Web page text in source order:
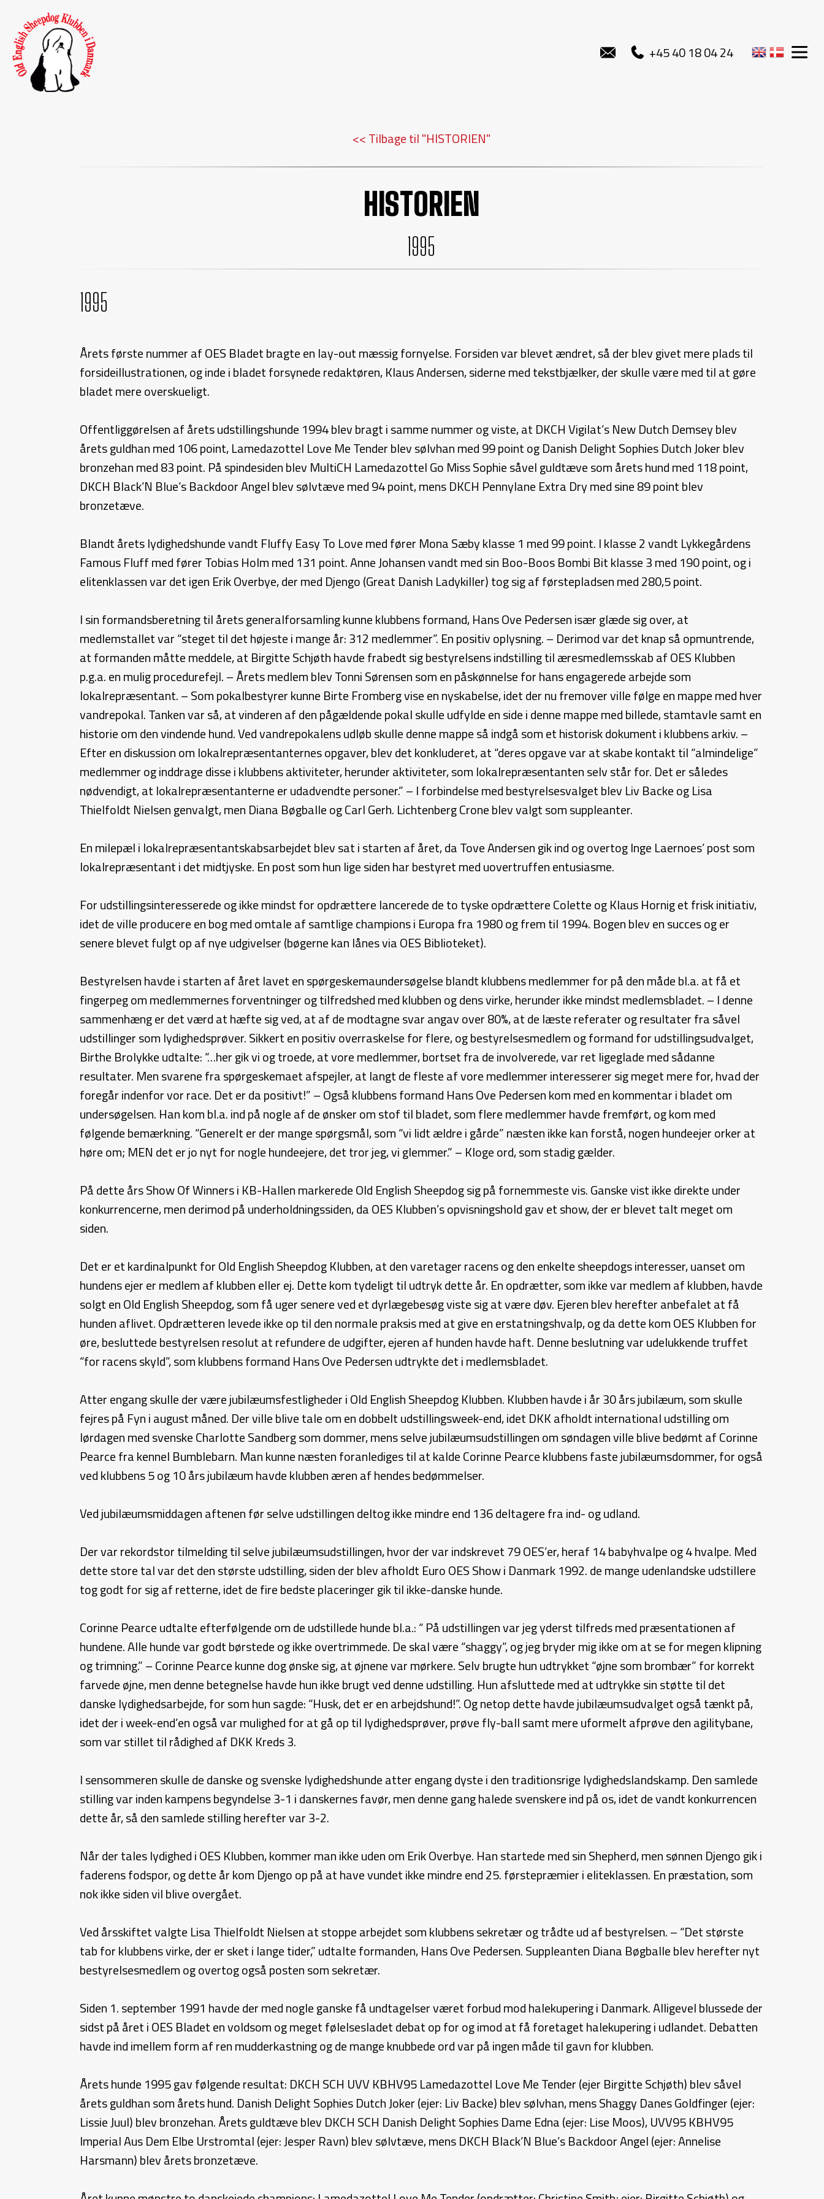
+45 40 18 04 24
<< Tilbage til "HISTORIEN"
HISTORIEN
1995
1995
Årets første nummer af OES Bladet bragte en lay-out mæssig fornyelse. Forsiden var blevet ændret, så der blev givet mere plads til
forsideillustrationen, og inde i bladet forsynede redaktøren, Klaus Andersen, siderne med tekstbjælker, der skulle være med til at gøre
bladet mere overskueligt.
Offentliggørelsen af årets udstillingshunde 1994 blev bragt i samme nummer og viste, at DKCH Vigilat’s New Dutch Demsey blev
årets guldhan med 106 point, Lamedazottel Love Me Tender blev sølvhan med 99 point og Danish Delight Sophies Dutch Joker blev
bronzehan med 83 point. På spindesiden blev MultiCH Lamedazottel Go Miss Sophie såvel guldtæve som årets hund med 118 point,
DKCH Black’N Blue’s Backdoor Angel blev sølvtæve med 94 point, mens DKCH Pennylane Extra Dry med sine 89 point blev
bronzetæve.
Blandt årets lydighedshunde vandt Fluffy Easy To Love med fører Mona Sæby klasse 1 med 99 point. I klasse 2 vandt Lykkegårdens
Famous Fluff med fører Tobias Holm med 131 point. Anne Johansen vandt med sin Boo-Boos Bombi Bit klasse 3 med 190 point, og i
elitenklassen var det igen Erik Overbye, der med Djengo (Great Danish Ladykiller) tog sig af førstepladsen med 280,5 point.
I sin formandsberetning til årets generalforsamling kunne klubbens formand, Hans Ove Pedersen især glæde sig over, at
medlemstallet var “steget til det højeste i mange år: 312 medlemmer”. En positiv oplysning. – Derimod var det knap så opmuntrende,
at formanden måtte meddele, at Birgitte Schjøth havde frabedt sig bestyrelsens indstilling til æresmedlemsskab af OES Klubben
p.g.a. en mulig procedurefejl. – Årets medlem blev Tonni Sørensen som en påskønnelse for hans engagerede arbejde som
lokalrepræsentant. – Som pokalbestyrer kunne Birte Fromberg vise en nyskabelse, idet der nu fremover ville følge en mappe med hver
vandrepokal. Tanken var så, at vinderen af den pågældende pokal skulle udfylde en side i denne mappe med billede, stamtavle samt en
historie om den vindende hund. Ved vandrepokalens udløb skulle denne mappe så indgå som et historisk dokument i klubbens arkiv. –
Efter en diskussion om lokalrepræsentanternes opgaver, blev det konkluderet, at “deres opgave var at skabe kontakt til “almindelige”
medlemmer og inddrage disse i klubbens aktiviteter, herunder aktiviteter, som lokalrepræsentanten selv står for. Det er således
nødvendigt, at lokalrepræsentanterne er udadvendte personer.” – I forbindelse med bestyrelsesvalget blev Liv Backe og Lisa
Thielfoldt Nielsen genvalgt, men Diana Bøgballe og Carl Gerh. Lichtenberg Crone blev valgt som suppleanter.
En milepæl i lokalrepræsentantskabsarbejdet blev sat i starten af året, da Tove Andersen gik ind og overtog Inge Laernoes’ post som
lokalrepræsentant i det midtjyske. En post som hun lige siden har bestyret med uovertruffen entusiasme.
For udstillingsinteresserede og ikke mindst for opdrættere lancerede de to tyske opdrættere Colette og Klaus Hornig et frisk initiativ,
idet de ville producere en bog med omtale af samtlige champions i Europa fra 1980 og frem til 1994. Bogen blev en succes og er
senere blevet fulgt op af nye udgivelser (bøgerne kan lånes via OES Biblioteket).
Bestyrelsen havde i starten af året lavet en spørgeskemaundersøgelse blandt klubbens medlemmer for på den måde bl.a. at få et
fingerpeg om medlemmernes forventninger og tilfredshed med klubben og dens virke, herunder ikke mindst medlemsbladet. – I denne
sammenhæng er det værd at hæfte sig ved, at af de modtagne svar angav over 80%, at de læste referater og resultater fra såvel
udstillinger som lydighedsprøver. Sikkert en positiv overraskelse for flere, og bestyrelsesmedlem og formand for udstillingsudvalget,
Birthe Brolykke udtalte: “…her gik vi og troede, at vore medlemmer, bortset fra de involverede, var ret ligeglade med sådanne
resultater. Men svarene fra spørgeskemaet afspejler, at langt de fleste af vore medlemmer interesserer sig meget mere for, hvad der
foregår indenfor vor race. Det er da positivt!” – Også klubbens formand Hans Ove Pedersen kom med en kommentar i bladet om
undersøgelsen. Han kom bl.a. ind på nogle af de ønsker om stof til bladet, som flere medlemmer havde fremført, og kom med
følgende bemærkning. “Generelt er der mange spørgsmål, som “vi lidt ældre i gårde” næsten ikke kan forstå, nogen hundeejer orker at
høre om; MEN det er jo nyt for nogle hundeejere, det tror jeg, vi glemmer.” – Kloge ord, som stadig gælder.
På dette års Show Of Winners i KB-Hallen markerede Old English Sheepdog sig på fornemmeste vis. Ganske vist ikke direkte under
konkurrencerne, men derimod på underholdningssiden, da OES Klubben’s opvisningshold gav et show, der er blevet talt meget om
siden.
Det er et kardinalpunkt for Old English Sheepdog Klubben, at den varetager racens og den enkelte sheepdogs interesser, uanset om
hundens ejer er medlem af klubben eller ej. Dette kom tydeligt til udtryk dette år. En opdrætter, som ikke var medlem af klubben, havde
solgt en Old English Sheepdog, som få uger senere ved et dyrlægebesøg viste sig at være døv. Ejeren blev herefter anbefalet at få
hunden aflivet. Opdrætteren levede ikke op til den normale praksis med at give en erstatningshvalp, og da dette kom OES Klubben for
øre, besluttede bestyrelsen resolut at refundere de udgifter, ejeren af hunden havde haft. Denne beslutning var udelukkende truffet
“for racens skyld”, som klubbens formand Hans Ove Pedersen udtrykte det i medlemsbladet.
Atter engang skulle der være jubilæumsfestligheder i Old English Sheepdog Klubben. Klubben havde i år 30 års jubilæum, som skulle
fejres på Fyn i august måned. Der ville blive tale om en dobbelt udstillingsweek-end, idet DKK afholdt international udstilling om
lørdagen med svenske Charlotte Sandberg som dommer, mens selve jubilæumsudstillingen om søndagen ville blive bedømt af Corinne
Pearce fra kennel Bumblebarn. Man kunne næsten foranlediges til at kalde Corinne Pearce klubbens faste jubilæumsdommer, for også
ved klubbens 5 og 10 års jubilæum havde klubben æren af hendes bedømmelser.
Ved jubilæumsmiddagen aftenen før selve udstillingen deltog ikke mindre end 136 deltagere fra ind- og udland.
Der var rekordstor tilmelding til selve jubilæumsudstillingen, hvor der var indskrevet 79 OES’er, heraf 14 babyhvalpe og 4 hvalpe. Med
dette store tal var det den største udstilling, siden der blev afholdt Euro OES Show i Danmark 1992. de mange udenlandske udstillere
tog godt for sig af retterne, idet de fire bedste placeringer gik til ikke-danske hunde.
Corinne Pearce udtalte efterfølgende om de udstillede hunde bl.a.: “ På udstillingen var jeg yderst tilfreds med præsentationen af
hundene. Alle hunde var godt børstede og ikke overtrimmede. De skal være “shaggy”, og jeg bryder mig ikke om at se for megen klipning
og trimning.” – Corinne Pearce kunne dog ønske sig, at øjnene var mørkere. Selv brugte hun udtrykket “øjne som brombær” for korrekt
farvede øjne, men denne betegnelse havde hun ikke brugt ved denne udstilling. Hun afsluttede med at udtrykke sin støtte til det
danske lydighedsarbejde, for som hun sagde: “Husk, det er en arbejdshund!”. Og netop dette havde jubilæumsudvalget også tænkt på,
idet der i week-end’en også var mulighed for at gå op til lydighedsprøver, prøve fly-ball samt mere uformelt afprøve den agilitybane,
som var stillet til rådighed af DKK Kreds 3.
I sensommeren skulle de danske og svenske lydighedshunde atter engang dyste i den traditionsrige lydighedslandskamp. Den samlede
stilling var inden kampens begyndelse 3-1 i danskernes favør, men denne gang halede svenskere ind på os, idet de vandt konkurrencen
dette år, så den samlede stilling herefter var 3-2.
Når der tales lydighed i OES Klubben, kommer man ikke uden om Erik Overbye. Han startede med sin Shepherd, men sønnen Djengo gik i
faderens fodspor, og dette år kom Djengo op på at have vundet ikke mindre end 25. førstepræmier i eliteklassen. En præstation, som
nok ikke siden vil blive overgået.
Ved årsskiftet valgte Lisa Thielfoldt Nielsen at stoppe arbejdet som klubbens sekretær og trådte ud af bestyrelsen. – “Det største
tab for klubbens virke, der er sket i lange tider,” udtalte formanden, Hans Ove Pedersen. Suppleanten Diana Bøgballe blev herefter nyt
bestyrelsesmedlem og overtog også posten som sekretær.
Siden 1. september 1991 havde der med nogle ganske få undtagelser været forbud mod halekupering i Danmark. Alligevel blussede der
sidst på året i OES Bladet en voldsom og meget følelsesladet debat op for og imod at få foretaget halekupering i udlandet. Debatten
havde ind imellem form af ren mudderkastning og de mange knubbede ord var på ingen måde til gavn for klubben.
Årets hunde 1995 gav følgende resultat: DKCH SCH UVV KBHV95 Lamedazottel Love Me Tender (ejer Birgitte Schjøth) blev såvel
årets guldhan som årets hund. Danish Delight Sophies Dutch Joker (ejer: Liv Backe) blev sølvhan, mens Shaggy Danes Goldfinger (ejer:
Lissie Juul) blev bronzehan. Årets guldtæve blev DKCH SCH Danish Delight Sophies Dame Edna (ejer: Lise Moos), UVV95 KBHV95
Imperial Aus Dem Elbe Urstromtal (ejer: Jesper Ravn) blev sølvtæve, mens DKCH Black’N Blue’s Backdoor Angel (ejer: Annelise
Harsmann) blev årets bronzetæve.